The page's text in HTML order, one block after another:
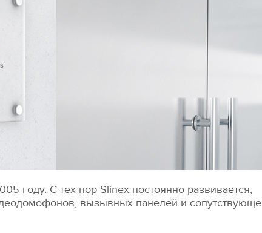
году. С тех пор Slinex постоянно развивается,
вызывных панелей и